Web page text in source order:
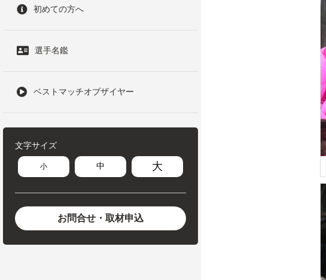
初めての方へ
選手名鑑
ベストマッチオブザイヤー
文字サイズ
小 中 大
お問合せ・取材申込